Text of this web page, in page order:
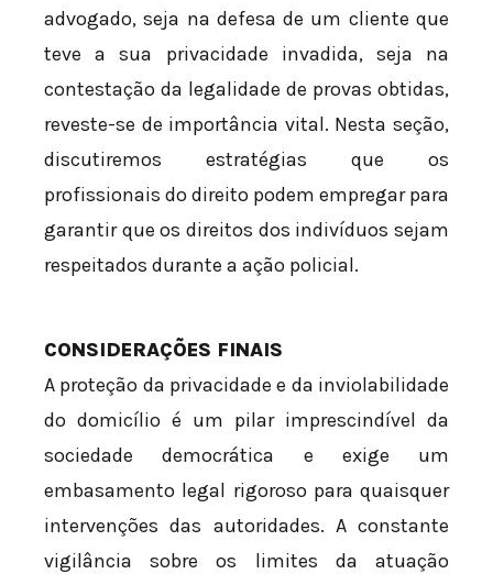
advogado, seja na defesa de um cliente que
teve a sua privacidade invadida, seja na
contestação da legalidade de provas obtidas,
reveste-se de importância vital. Nesta seção,
discutiremos estratégias que os
profissionais do direito podem empregar para
garantir que os direitos dos indivíduos sejam
respeitados durante a ação policial.
CONSIDERAÇÕES FINAIS
A proteção da privacidade e da inviolabilidade
do domicílio é um pilar imprescindível da
sociedade democrática e exige um
embasamento legal rigoroso para quaisquer
intervenções das autoridades. A constante
vigilância sobre os limites da atuação